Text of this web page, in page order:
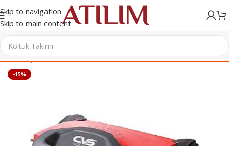
Skip to navigation
Skip to main content
Ana Sayfa/Elektrikli Ev Aletleri/Tost Makineleri
-15%